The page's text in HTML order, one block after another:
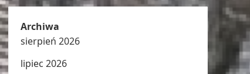
Archiwa
sierpień 2026
lipiec 2026